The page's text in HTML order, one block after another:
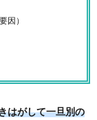
因）
はがして一旦別の